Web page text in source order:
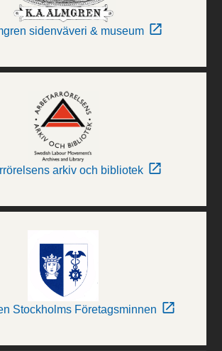
sidenväveri & museum
arkiv och bibliotek
Stockholms Företagsminnen